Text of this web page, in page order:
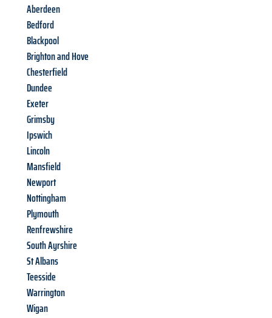
Aberdeen
Bedford
Blackpool
Brighton and Hove
Chesterfield
Dundee
Exeter
Grimsby
Ipswich
Lincoln
Mansfield
Newport
Nottingham
Plymouth
Renfrewshire
South Ayrshire
St Albans
Teesside
Warrington
Wigan